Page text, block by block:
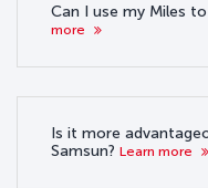
Can I use my Miles
more
Is it more
Samsun? Learn more